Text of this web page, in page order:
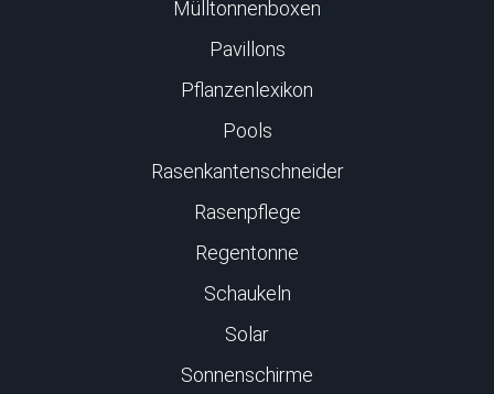
Mülltonnenboxen
Pavillons
Pflanzenlexikon
Pools
Rasenkantenschneider
Rasenpflege
Regentonne
Schaukeln
Solar
Sonnenschirme